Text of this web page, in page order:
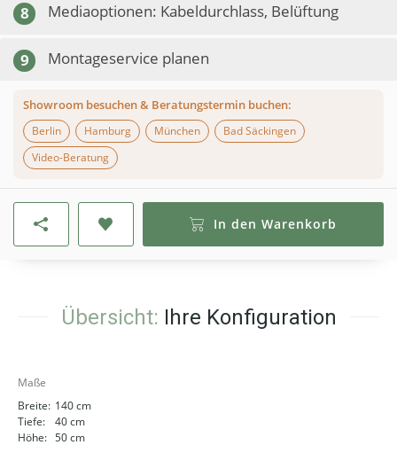
8 Mediaoptionen: Kabeldurchlass, Belüftung
9 Montageservice planen
Showroom besuchen & Beratungstermin buchen:
Berlin
Hamburg München
Bad Säckingen
Video-Beratung
In den Warenkorb
Übersicht: Ihre Konfiguration
Maße
Breite: 140 cm
Tiefe:
40 cm
Höhe: 50 cm